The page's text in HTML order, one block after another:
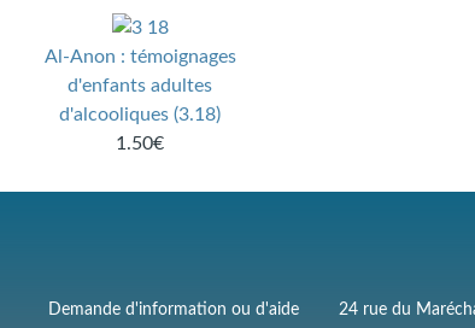
Al-Anon : témoignages
d'enfants adultes
d'alcooliques (3.18)
1.50€
Demande d'information ou d'aide
24 rue du